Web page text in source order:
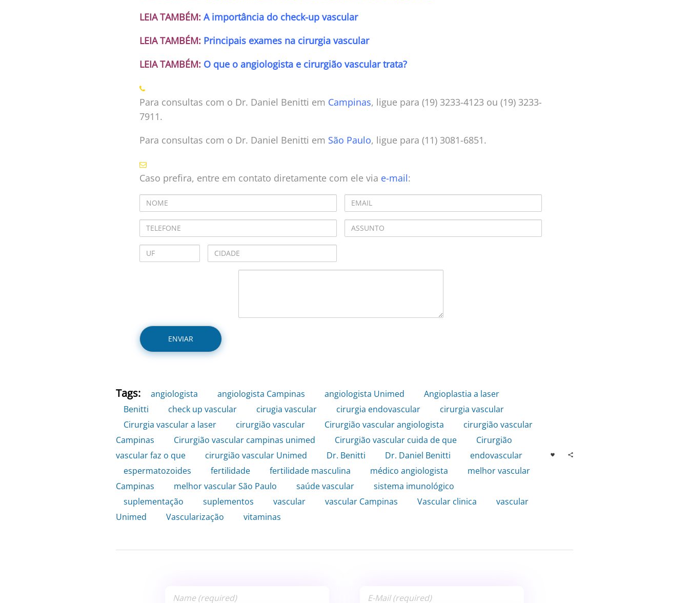
LEIATAMBÉM: A importância do check-up vascular
LEIA TAMBÉM: Principais exames na cirurgia vascular
LEIA TAMBÉM: O que o angiologista e cirurgião vascular trata?
Para consultas com o Dr. Daniel Benitti em Campinas, ligue para (19) 3233-4123 ou (19) 3233-
7911.
Para consultas com o Dr. Daniel Benitti em São Paulo, ligue para (11) 3081-6851.
Caso prefira, entre em contato diretamente com ele via e-mail:
Tags: angiologista angiologista Campinas angiologista Unimed Angioplastia a laser
Benitti
check up vascular cirugia vascular cirurgia endovascular cirurgia vascular
Cirurgia vascular a laser
cirurgião vascular Cirurgião vascular angiologista
cirurgião vascular
Campinas
Cirurgião vascular campinas unimed Cirurgião vascular cuida de que
Cirurgião
vascular faz o que
cirurgião vascular Unimed Dr. Benitti Dr. Daniel Benitti endovascular
espermatozoides
fertilidade fertilidade masculina médico angiologista
melhor vascular
Campinas
melhor vascular São Paulo saúde vascular sistema imunológico
suplementação
suplementos vascular vascular Campinas Vascular clinica
vascular
Unimed
Vascularização vitaminas